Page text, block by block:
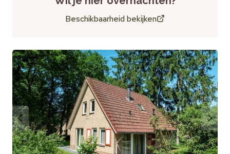
rust. De sauna en de praktische indeling van de bungalow
Praktische informatie
Huisdieren:Niet toegestaan.
Extra’s:Gratis WiFi, rookvrije accommodatie.
Beschikbaarheid bekijken